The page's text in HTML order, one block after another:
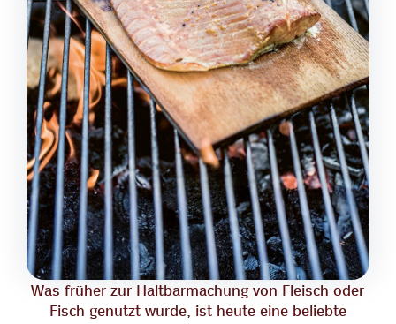
Was früher zur Haltbarmachung von Fleisch oder
Fisch genutzt wurde, ist heute eine beliebte